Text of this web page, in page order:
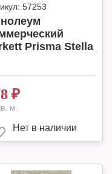
57253
Prisma Stella
₽
м.
Нет в наличии